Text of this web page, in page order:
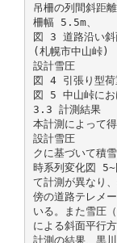
吊柵の列間斜距
柵幅 5.5m、
図 3 道路沿い斜
(札幌市中山峠)
設計雪圧
図 4 引張り型荷
図 5 中山峠に
3.3 計測結果
本計測によって
設計雪圧
クに基づいて積
時系列変化図
て計測が異なり
傍の道路テレメ
いる。また雪圧
による斜面平行
計測の結果、黒